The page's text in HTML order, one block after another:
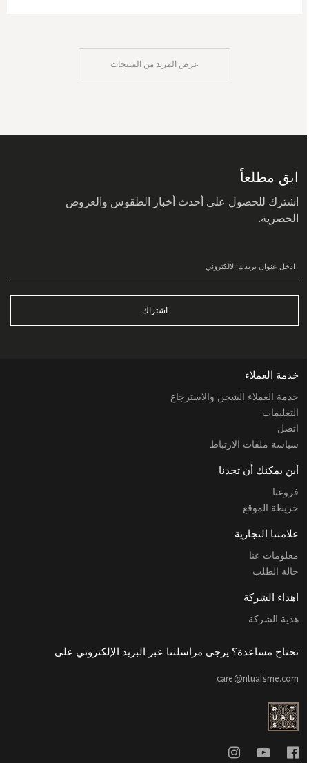
عرض المزيد من المنتجات
ابق مطلعاً
اشترك للحصول على أحدث أخبار الطقوس والعروض
الحصرية.
اشتراك
خدمة العملاء
خدمة العملاء الشحن والاسترجاع
التعليمات
اتصل
سياسة ملفات الارتباط
أين يمكنك أن تجدنا
فروعنا
خريطة الموقع
علامتنا التجارية
معلومات عنا
حالة الطلب
اهداء الشركة
هدية الشركة
تحتاج مساعدة؟ يرجى مراسلتنا عبر البريد الإلكتروني على
care@ritualsme.com